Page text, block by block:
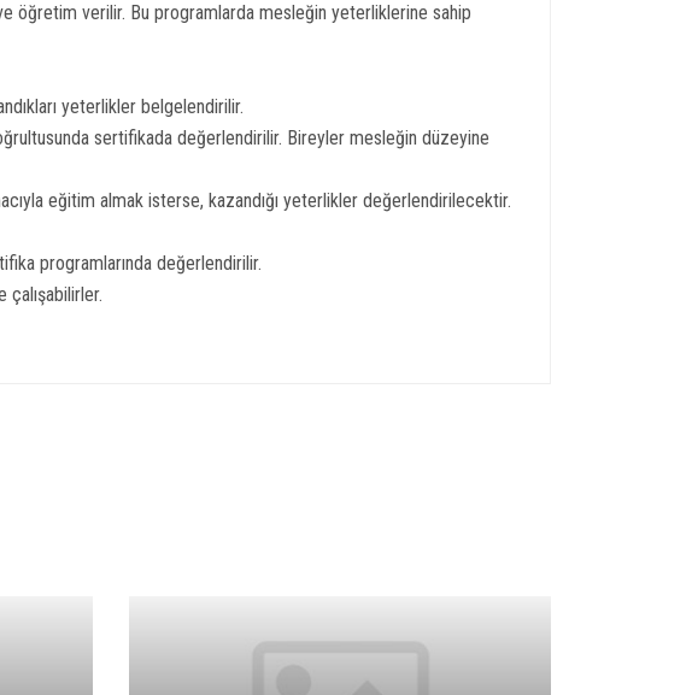
öğretim verilir. Bu programlarda mesleğin yeterliklerine sahip
yeterlikler belgelendirilir.
sertifikada değerlendirilir. Bireyler mesleğin düzeyine
eğitim almak isterse, kazandığı yeterlikler değerlendirilecektir.
programlarında değerlendirilir.